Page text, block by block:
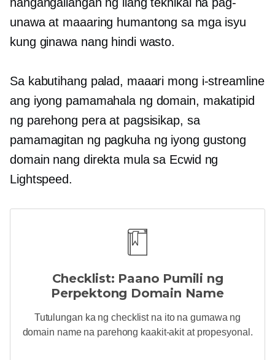
unawa at maaaring humantong sa mga isyu
kung ginawa nang hindi wasto.
Sa kabutihang palad, maaari mong i-streamline
ang iyong pamamahala ng domain, makatipid
ng parehong pera at pagsisikap, sa
pamamagitan ng pagkuha ng iyong gustong
domain nang direkta mula sa Ecwid ng
Lightspeed.
Checklist: Paano Pumili ng
Perpektong Domain Name
Tutulungan ka ng checklist na ito na gumawa ng
domain name na parehong kaakit-akit at propesyonal.